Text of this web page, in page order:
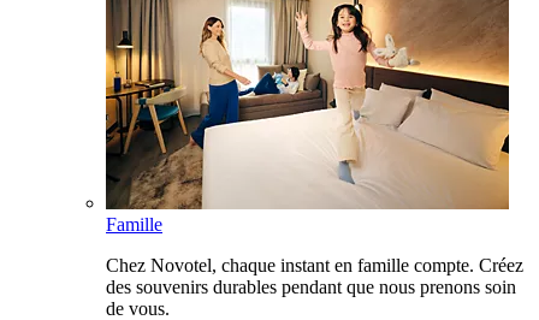
Famille
Chez Novotel, chaque instant en famille compte. Créez
des souvenirs durables pendant que nous prenons soin
de vous.